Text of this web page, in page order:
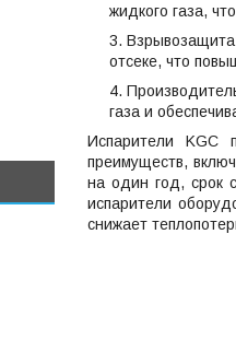
жидкого газа,
отсеке, что
газа и
Испарители KGC
преимуществ,
на один год, срок
испарители
снижает